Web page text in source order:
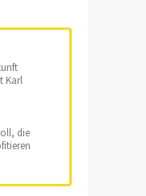
Karl
und
von
die